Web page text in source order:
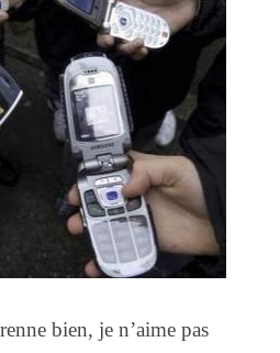
bien, je n’aime pas